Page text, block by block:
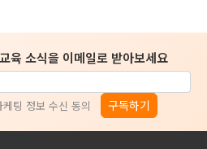
육 소식을 이메일로 받아보세요
케팅 정보 수신 동의 구독하기